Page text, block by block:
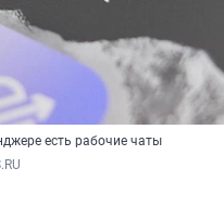
есть рабочие чаты